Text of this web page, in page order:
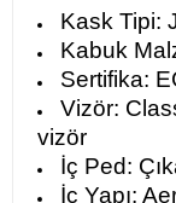
Kask Tipi:
Kabuk
Sertifika:
Vizör:
vizör
İç Ped:
İç Yapı: